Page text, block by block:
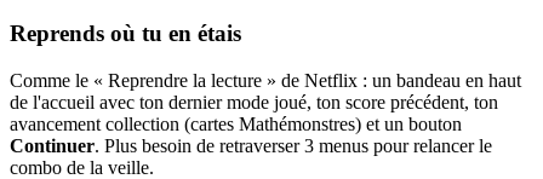
Reprends où tu en étais
Comme le « Reprendre la lecture » de Netflix : un bandeau en haut
de l'accueil avec ton dernier mode joué, ton score précédent, ton
avancement collection (cartes Mathémonstres) et un bouton
Continuer. Plus besoin de retraverser 3 menus pour relancer le
combo de la veille.